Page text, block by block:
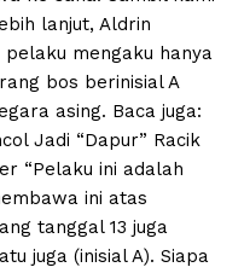
lanjut, Aldrin
mengaku hanya
bos berinisial A
asing. Baca juga:
Jadi “Dapur” Racik
“Pelaku ini adalah
ini atas
tanggal 13 juga
juga (inisial A). Siapa